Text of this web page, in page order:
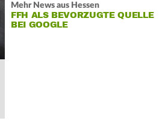
Mehr News aus Hessen
FFH ALS BEVORZUGTE QUELLE
BEI GOOGLE